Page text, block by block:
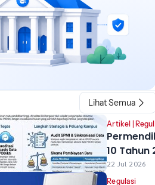
Lihat Semua
Artikel |
10 Tahun
Resmi
22 Jul 2026
Regulasi